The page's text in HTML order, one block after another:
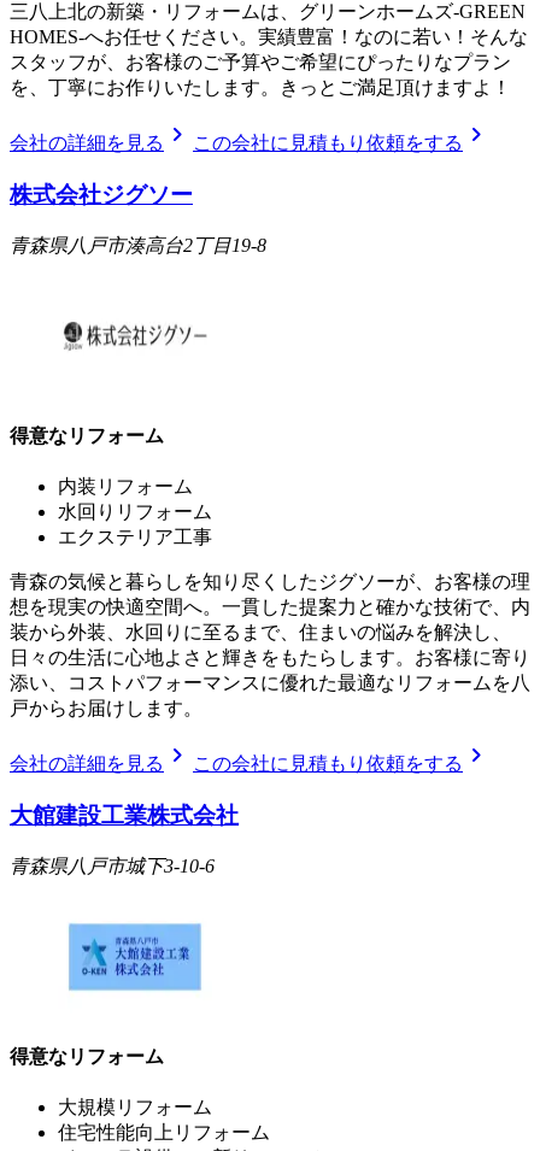
三八上北の新築・リフォームは、グリーンホームズ‐GREEN
HOMES‐へお任せください。実績豊富！なのに若い！そんな
スタッフが、お客様のご予算やご希望にぴったりなプラン
を、丁寧にお作りいたします。きっとご満足頂けますよ！
会社の詳細を見る chevron_right この会社に見積もり依頼をする chevron_right
株式会社ジグソー
青森県八戸市湊高台2丁目19-8
得意なリフォーム
内装リフォーム
水回りリフォーム
エクステリア工事
青森の気候と暮らしを知り尽くしたジグソーが、お客様の理
想を現実の快適空間へ。一貫した提案力と確かな技術で、内
装から外装、水回りに至るまで、住まいの悩みを解決し、
日々の生活に心地よさと輝きをもたらします。お客様に寄り
添い、コストパフォーマンスに優れた最適なリフォームを八
戸からお届けします。
会社の詳細を見る chevron_right この会社に見積もり依頼をする chevron_right
大館建設工業株式会社
青森県八戸市城下3-10-6
得意なリフォーム
大規模リフォーム
住宅性能向上リフォーム